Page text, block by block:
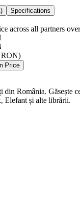
) Specifications
across all partners
RON)
Price
din România. Găsește
Elefant și alte librării.